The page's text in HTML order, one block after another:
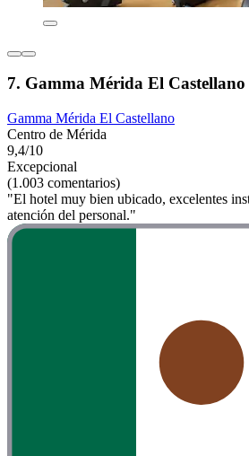
7. Gamma Mérida El Castellano
Gamma Mérida El Castellano
Centro de Mérida
9,4/10
Excepcional
(1.003 comentarios)
"El hotel muy bien ubicado, excelentes
atención del personal."